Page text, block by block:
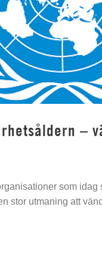
–
som idag
stor utmaning att